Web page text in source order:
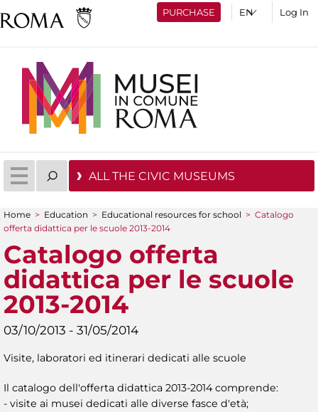
PURCHASE Log In
ALL THE CIVIC MUSEUMS
You are here
Home > Education > Educational resources for school > Catalogo
offerta didattica per le scuole 2013-2014
Catalogo offerta
didattica per le scuole
2013-2014
03/10/2013 - 31/05/2014
Visite, laboratori ed itinerari dedicati alle scuole
Il catalogo dell'offerta didattica 2013-2014 comprende:
- visite ai musei dedicati alle diverse fasce d'età;